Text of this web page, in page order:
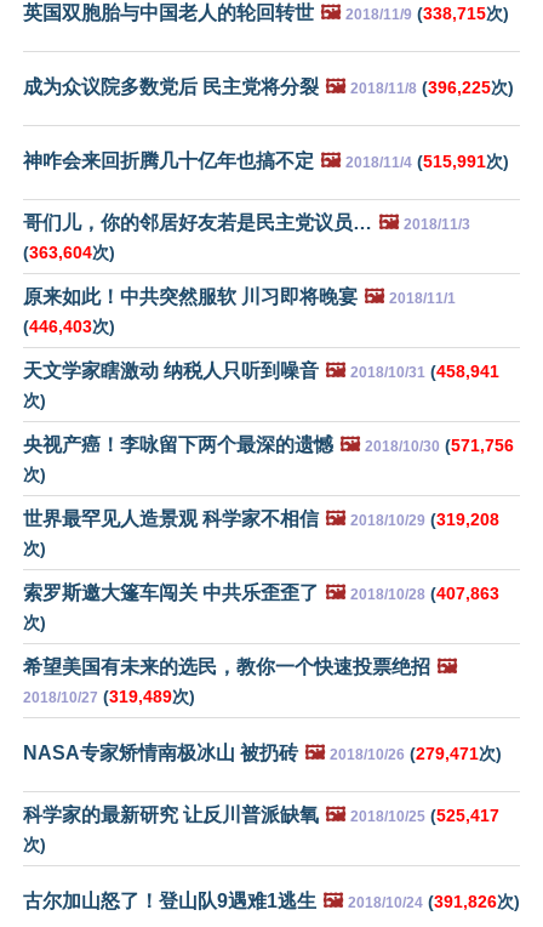
英国双胞胎与中国老人的轮回转世 🖼️ 2018/11/9 (338,715次)
成为众议院多数党后 民主党将分裂 🖼️ 2018/11/8 (396,225次)
神咋会来回折腾几十亿年也搞不定 🖼️ 2018/11/4 (515,991次)
哥们儿，你的邻居好友若是民主党议员… 🖼️ 2018/11/3
(363,604次)
原来如此！中共突然服软 川习即将晚宴 🖼️ 2018/11/1
(446,403次)
天文学家瞎激动 纳税人只听到噪音 🖼️ 2018/10/31 (458,941
次)
央视产癌！李咏留下两个最深的遗憾 🖼️ 2018/10/30 (571,756
次)
世界最罕见人造景观 科学家不相信 🖼️ 2018/10/29 (319,208
次)
索罗斯邀大篷车闯关 中共乐歪歪了 🖼️ 2018/10/28 (407,863
次)
希望美国有未来的选民，教你一个快速投票绝招 🖼️
2018/10/27 (319,489次)
NASA专家矫情南极冰山 被扔砖 🖼️ 2018/10/26 (279,471次)
科学家的最新研究 让反川普派缺氧 🖼️ 2018/10/25 (525,417
次)
古尔加山怒了！登山队9遇难1逃生 🖼️ 2018/10/24 (391,826次)